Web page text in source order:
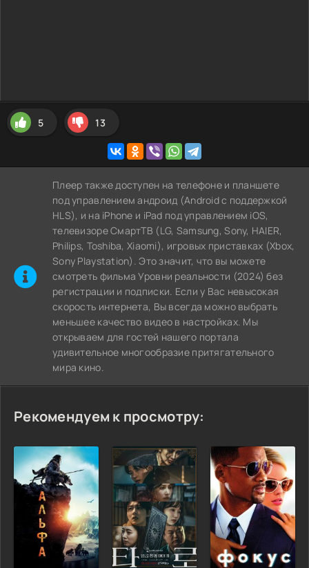
5 13
Плеер также доступен на телефоне и планшете
под управлением андроид (Android с поддержкой
HLS), и на iPhone и iPad под управлением iOS,
телевизоре СмартТВ (LG, Samsung, Sony, HAIER,
Philips, Toshiba, Xiaomi), игровых приставках (Xbox,
Sony Playstation). Это значит, что вы можете
cмотреть фильма Уровни реальности (2024) без
регистрации и подписки. Если у Вас невысокая
скорость интернета, Вы всегда можно выбрать
меньшее качество видео в настройках. Мы
открываем для гостей нашего портала
удивительное многообразие притягательного
мира кино.
Рекомендуем к просмотру: